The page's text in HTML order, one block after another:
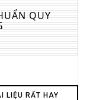
QUY
LIỆU RẤT HAY